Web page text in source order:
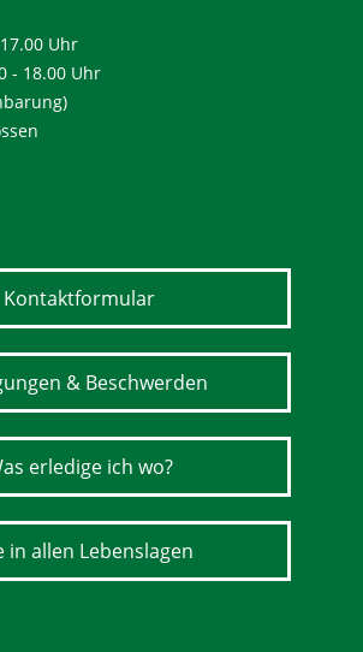
Uhr
- 18.00 Uhr
Kontaktformular
& Beschwerden
erledige ich wo?
in allen Lebenslagen